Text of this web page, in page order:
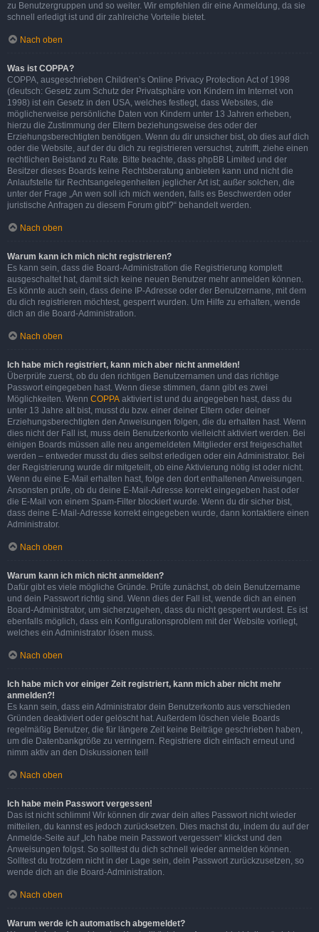
zu Benutzergruppen und so weiter. Wir empfehlen dir eine Anmeldung, da sie
schnell erledigt ist und dir zahlreiche Vorteile bietet.
Nach oben
Was ist COPPA?
COPPA, ausgeschrieben Children’s Online Privacy Protection Act of 1998
(deutsch: Gesetz zum Schutz der Privatsphäre von Kindern im Internet von
1998) ist ein Gesetz in den USA, welches festlegt, dass Websites, die
möglicherweise persönliche Daten von Kindern unter 13 Jahren erheben,
hierzu die Zustimmung der Eltern beziehungsweise des oder der
Erziehungsberechtigten benötigen. Wenn du dir unsicher bist, ob dies auf dich
oder die Website, auf der du dich zu registrieren versuchst, zutrifft, ziehe einen
rechtlichen Beistand zu Rate. Bitte beachte, dass phpBB Limited und der
Besitzer dieses Boards keine Rechtsberatung anbieten kann und nicht die
Anlaufstelle für Rechtsangelegenheiten jeglicher Art ist; außer solchen, die
unter der Frage „An wen soll ich mich wenden, falls es Beschwerden oder
juristische Anfragen zu diesem Forum gibt?“ behandelt werden.
Nach oben
Warum kann ich mich nicht registrieren?
Es kann sein, dass die Board-Administration die Registrierung komplett
ausgeschaltet hat, damit sich keine neuen Benutzer mehr anmelden können.
Es könnte auch sein, dass deine IP-Adresse oder der Benutzername, mit dem
du dich registrieren möchtest, gesperrt wurden. Um Hilfe zu erhalten, wende
dich an die Board-Administration.
Nach oben
Ich habe mich registriert, kann mich aber nicht anmelden!
Überprüfe zuerst, ob du den richtigen Benutzernamen und das richtige
Passwort eingegeben hast. Wenn diese stimmen, dann gibt es zwei
Möglichkeiten. Wenn COPPA aktiviert ist und du angegeben hast, dass du
unter 13 Jahre alt bist, musst du bzw. einer deiner Eltern oder deiner
Erziehungsberechtigten den Anweisungen folgen, die du erhalten hast. Wenn
dies nicht der Fall ist, muss dein Benutzerkonto vielleicht aktiviert werden. Bei
einigen Boards müssen alle neu angemeldeten Mitglieder erst freigeschaltet
werden – entweder musst du dies selbst erledigen oder ein Administrator. Bei
der Registrierung wurde dir mitgeteilt, ob eine Aktivierung nötig ist oder nicht.
Wenn du eine E-Mail erhalten hast, folge den dort enthaltenen Anweisungen.
Ansonsten prüfe, ob du deine E-Mail-Adresse korrekt eingegeben hast oder
die E-Mail von einem Spam-Filter blockiert wurde. Wenn du dir sicher bist,
dass deine E-Mail-Adresse korrekt eingegeben wurde, dann kontaktiere einen
Administrator.
Nach oben
Warum kann ich mich nicht anmelden?
Dafür gibt es viele mögliche Gründe. Prüfe zunächst, ob dein Benutzername
und dein Passwort richtig sind. Wenn dies der Fall ist, wende dich an einen
Board-Administrator, um sicherzugehen, dass du nicht gesperrt wurdest. Es ist
ebenfalls möglich, dass ein Konfigurationsproblem mit der Website vorliegt,
welches ein Administrator lösen muss.
Nach oben
Ich habe mich vor einiger Zeit registriert, kann mich aber nicht mehr
anmelden?!
Es kann sein, dass ein Administrator dein Benutzerkonto aus verschieden
Gründen deaktiviert oder gelöscht hat. Außerdem löschen viele Boards
regelmäßig Benutzer, die für längere Zeit keine Beiträge geschrieben haben,
um die Datenbankgröße zu verringern. Registriere dich einfach erneut und
nimm aktiv an den Diskussionen teil!
Nach oben
Ich habe mein Passwort vergessen!
Das ist nicht schlimm! Wir können dir zwar dein altes Passwort nicht wieder
mitteilen, du kannst es jedoch zurücksetzen. Dies machst du, indem du auf der
Anmelde-Seite auf „Ich habe mein Passwort vergessen“ klickst und den
Anweisungen folgst. So solltest du dich schnell wieder anmelden können.
Solltest du trotzdem nicht in der Lage sein, dein Passwort zurückzusetzen, so
wende dich an die Board-Administration.
Nach oben
Warum werde ich automatisch abgemeldet?